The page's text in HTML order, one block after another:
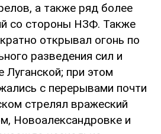
а также ряд более
со стороны НЗФ. Также
открывал огонь по
разведения сил и
Луганской; при этом
с перерывами почти
стрелял вражеский
Новоалександровке и